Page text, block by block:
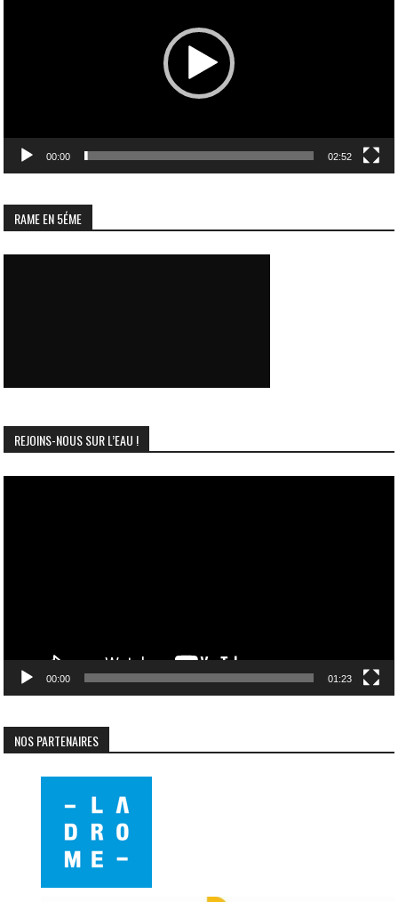
00:00 02:52
RAME EN 5ÉME
REJOINS-NOUS SUR L’EAU !
00:00 01:23
NOS PARTENAIRES